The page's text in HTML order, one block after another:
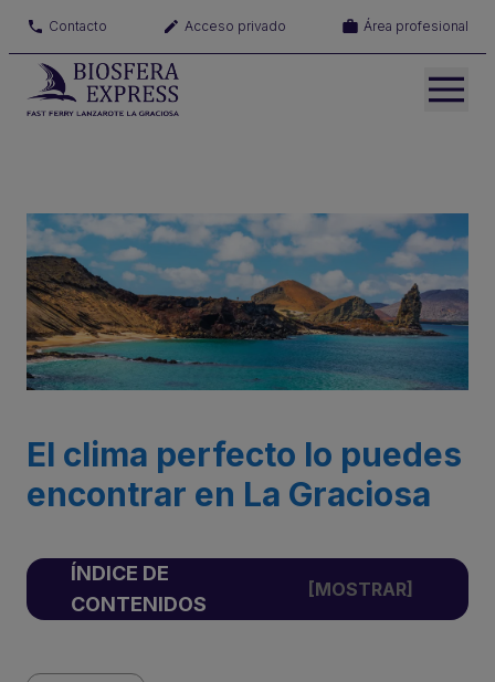
Contacto Acceso privado Área profesional
El clima perfecto lo puedes
encontrar en La Graciosa
ÍNDICE DE
CONTENIDOS